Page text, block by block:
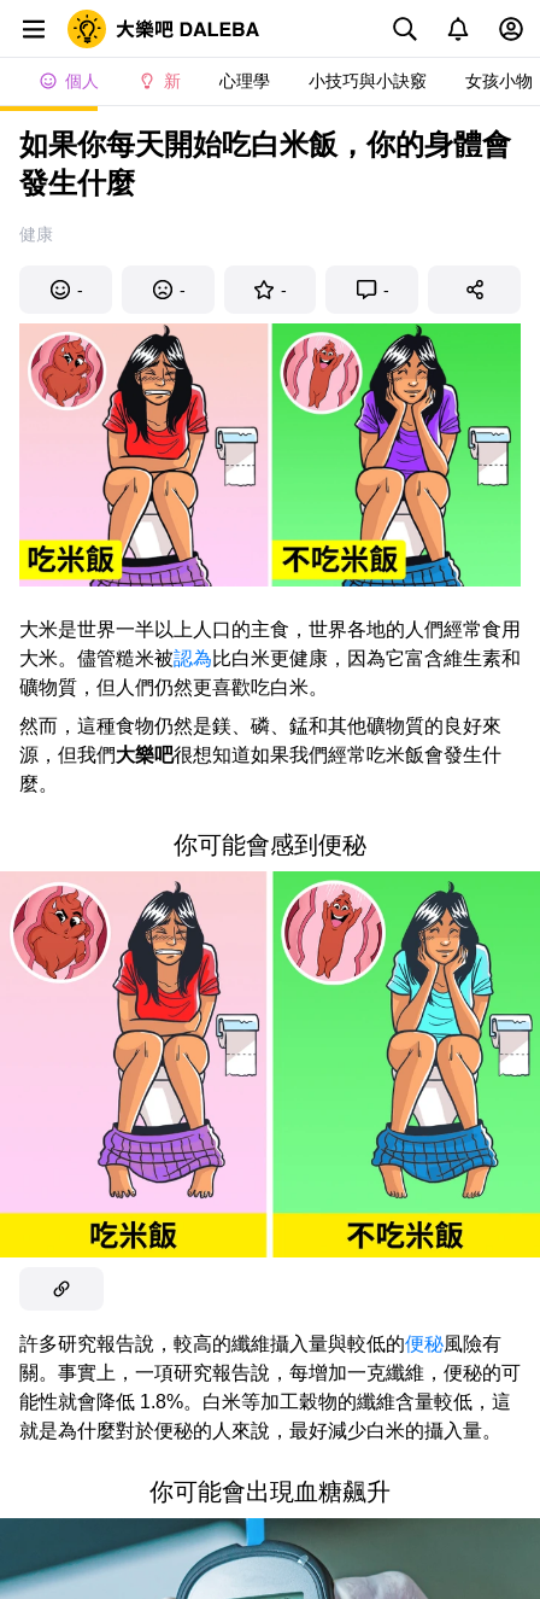
個人 新 心理學 小技巧與小訣竅 女孩小物
如果你每天開始吃白米飯，你的身體會
發生什麼
健康
- - - -
大米是世界一半以上人口的主食，世界各地的人們經常食用
大米。儘管糙米被認為比白米更健康，因為它富含維生素和
礦物質，但人們仍然更喜歡吃白米。
然而，這種食物仍然是鎂、磷、錳和其他礦物質的良好來
源，但我們大樂吧很想知道如果我們經常吃米飯會發生什
麼。
你可能會感到便秘
許多研究報告說，較高的纖維攝入量與較低的便秘風險有
關。事實上，一項研究報告說，每增加一克纖維，便秘的可
能性就會降低 1.8%。白米等加工穀物的纖維含量較低，這
就是為什麼對於便秘的人來說，最好減少白米的攝入量。
你可能會出現血糖飆升